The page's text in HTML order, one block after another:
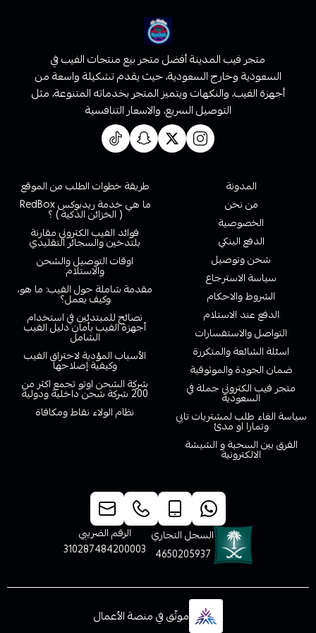
متجر فيب المدينة أفضل متجر بيع منتجات الفيب في
السعودية وخارج السعودية، حيث يقدم تشكيلة واسعة من
أجهزة الفيب، والنكهات ويتميز المتجر بخدماته المتنوعة، مثل
التوصيل السريع، والاسعار التنافسية
المدونة
من نحن
الخصوصية
الدفع البنكي
شحن وتوصيل
سياسة الاسترجاع
الشروط والاحكام
الدفع عند الاستلام
التواصل والاستفسارات
اسئلة الشائعة والمتكررة
ضمان الجودة والموثوقية
متجر فيب الكتروني جملة في
السعودية
سياسة الغاء طلب لمشتريات تابي
وتمارا او مدئ
الفرق بين السحبة و الشيشة
الالكترونية
طريقة خطوات الطلب من الموقع
ما هي خدمة ريدبوكس RedBox
( الخزائن الذكية ) ؟
فوائد الفيب الكتروني مقارنة
بلتدخين والسجائر التقليدي
اوقات التوصيل والشحن
والاستلام
مقدمة شاملة حول الفيب: ما هو،
وكيف يعمل؟
نصائح للمبتدئين في استخدام
أجهزة الفيب بأمان دليل الفيب
الشامل
الأسباب المؤدية لاحتراق الفيب
وكيفية إصلاحها
شركة الشحن اوتو تجمع اكثر من
200 شركة شحن داخلية ودولية
نظام الولاء نقاط ومكافاة
السجل التجاري
4650205937
الرقم الضريبي
310287484200003
موثّق في منصة الأعمال